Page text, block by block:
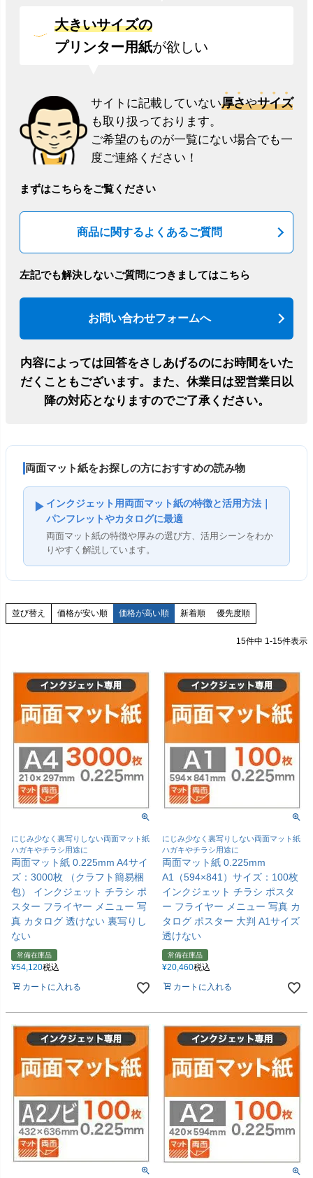
大きいサイズの
プリンター用紙が欲しい
サイトに記載していない厚さやサイズ
も取り扱っております。
ご希望のものが一覧にない場合でも一
度ご連絡ください！
まずはこちらをご覧ください
商品に関するよくあるご質問
左記でも解決しないご質問につきましてはこちら
お問い合わせフォームへ
内容によっては回答をさしあげるのにお時間をいた
だくこともございます。
また、休業日は翌営業日以
降の対応となりますのでご了承ください。
両面マット紙をお探しの方におすすめの読み物
▶ インクジェット用両面マット紙の特徴と活用方法｜
パンフレットやカタログに最適
両面マット紙の特徴や厚みの選び方、活用シーンをわか
りやすく解説しています。
並び替え 価格が安い順 価格が高い順 新着順 優先度順
15件中 1 -15件表示
にじみ少なく裏写りしない両面マット紙
ハガキやチラシ用途に
両面マット紙 0.225mm A4サイ
ズ：3000枚 （クラフト簡易梱
包） インクジェット チラシ ポ
スター フライヤー メニュー 写
真 カタログ 透けない 裏写りし
ない
常備在庫品
¥54,120税込
カートに入れる
にじみ少なく裏写りしない両面マット紙
ハガキやチラシ用途に
両面マット紙 0.225mm
A1（594×841）サイズ：100枚
インクジェット チラシ ポスタ
ー フライヤー メニュー 写真 カ
タログ ポスター 大判 A1サイズ
透けない
常備在庫品
¥20,460税込
カートに入れる